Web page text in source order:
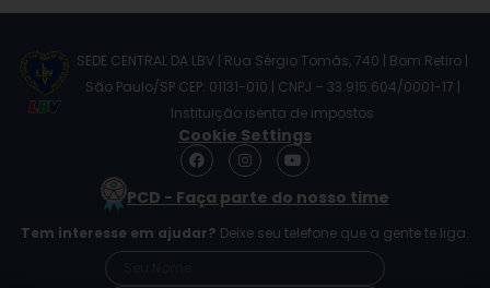
SEDE CENTRAL DA LBV | Rua Sérgio Tomás, 740 | Bom Retiro |
São Paulo/SP CEP: 01131-010 | CNPJ – 33.915.604/0001-17 |
Instituição isenta de impostos
Cookie Settings
F
a
e
o
o
I
n
s
t
g
r
Y
o
t
b
e
PCD - Faça parte do nosso time
Tem interesse em ajudar? Deixe seu telefone que a gente te liga.